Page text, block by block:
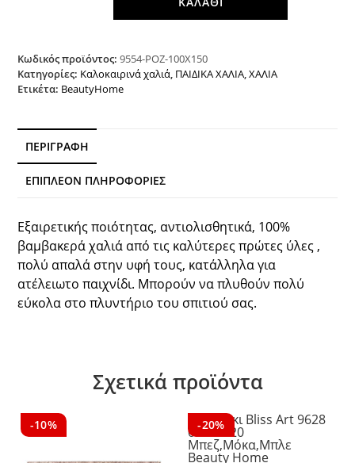
Ροζ
100x150
Beauty
Κωδικός προϊόντος:9554-ΡΟΖ-100Χ150
Κατηγορίες: Καλοκαιρινά χαλιά, ΠΑΙΔΙΚΑ ΧΑΛΙΑ,ΧΑΛΙΑ
Ετικέτα: BeautyHome
ΠΕΡΙΓΡΑΦΉ
ΕΠΙΠΛΈΟΝ ΠΛΗΡΟΦΟΡΊΕΣ
Εξαιρετικής ποιότητας, αντιολισθητικά, 100%
βαμβακερά χαλιά από τις καλύτερες πρώτες ύλες ,
πολύ απαλά στην υφή τους, κατάλληλα για
ατέλειωτο παιχνίδι. Μπορούν να πλυθούν πολύ
εύκολα στο πλυντήριο του σπιτιού σας.
Σχετικά προϊόντα
-10% -20%